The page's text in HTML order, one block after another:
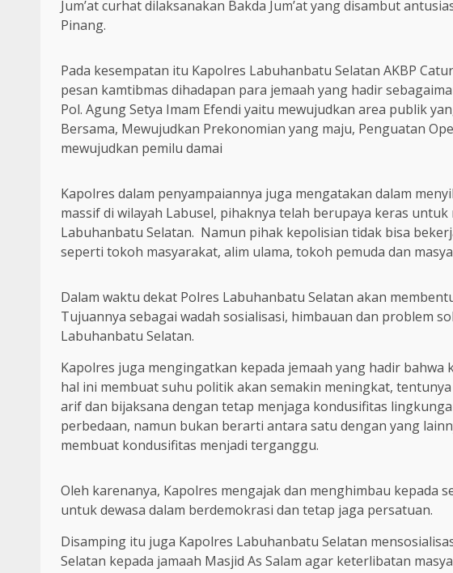
Jum’at curhat dilaksanakan Bakda Jum’at yang disambut
Pinang.
Pada kesempatan itu Kapolres Labuhanbatu Selatan AKBP
pesan kamtibmas dihadapan para jemaah yang hadir
Pol. Agung Setya Imam Efendi yaitu mewujudkan area publik
Bersama, Mewujudkan Prekonomian yang maju, Penguatan
mewujudkan pemilu damai
Kapolres dalam penyampaiannya juga mengatakan dalam
massif di wilayah Labusel, pihaknya telah berupaya keras
Labuhanbatu Selatan. Namun pihak kepolisian tidak bisa
seperti tokoh masyarakat, alim ulama, tokoh pemuda dan
Dalam waktu dekat Polres Labuhanbatu Selatan akan
Tujuannya sebagai wadah sosialisasi, himbauan dan problem
Labuhanbatu Selatan.
Kapolres juga mengingatkan kepada jemaah yang hadir
hal ini membuat suhu politik akan semakin meningkat,
arif dan bijaksana dengan tetap menjaga kondusifitas
perbedaan, namun bukan berarti antara satu dengan yang
membuat kondusifitas menjadi terganggu.
Oleh karenanya, Kapolres mengajak dan menghimbau kepada
untuk dewasa dalam berdemokrasi dan tetap jaga persatuan.
Disamping itu juga Kapolres Labuhanbatu Selatan
Selatan kepada jamaah Masjid As Salam agar keterlibatan